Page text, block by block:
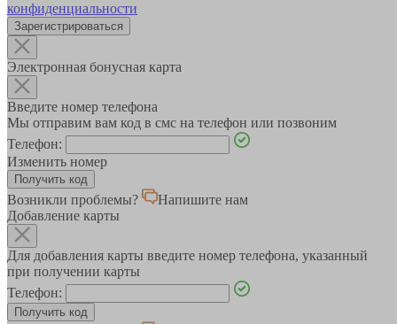
конфиденциальности
Зарегистрироваться
Электронная бонусная карта
Введите номер телефона
Мы отправим вам код в смс на телефон или позвоним
Телефон:
Изменить номер
Возникли проблемы?
Напишите нам
Добавление карты
Для добавления карты введите номер телефона, указанный
при получении карты
Телефон: